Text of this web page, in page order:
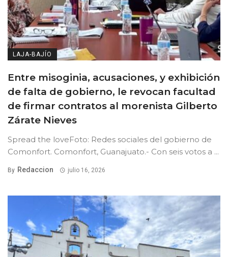
LAJA-BAJÍO
Entre misoginia, acusaciones, y exhibición
de falta de gobierno, le revocan facultad
de firmar contratos al morenista Gilberto
Zárate Nieves
Spread the loveFoto: Redes sociales del gobierno de
Comonfort. Comonfort, Guanajuato.- Con seis votos a ...
By Redaccion julio 16, 2026